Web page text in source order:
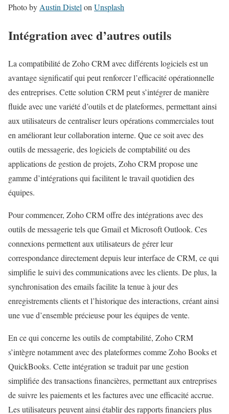
Photo byAustin DistelonUnsplash
Intégration avec d’autres outils
La compatibilité de Zoho CRM avec différents logiciels est un
avantage significatif qui peut renforcer l’efficacité opérationnelle
des entreprises. Cette solution CRM peut s’intégrer de manière
fluide avec une variété d’outils et de plateformes, permettant ainsi
aux utilisateurs de centraliser leurs opérations commerciales tout
en améliorant leur collaboration interne. Que ce soit avec des
outils de messagerie, des logiciels de comptabilité ou des
applications de gestion de projets, Zoho CRM propose une
gamme d’intégrations qui facilitent le travail quotidien des
équipes.
Pour commencer, Zoho CRM offre des intégrations avec des
outils de messagerie tels que Gmail et Microsoft Outlook. Ces
connexions permettent aux utilisateurs de gérer leur
correspondance directement depuis leur interface de CRM, ce qui
simplifie le suivi des communications avec les clients. De plus, la
synchronisation des emails facilite la tenue à jour des
enregistrements clients et l’historique des interactions, créant ainsi
une vue d’ensemble précieuse pour les équipes de vente.
En ce qui concerne les outils de comptabilité, Zoho CRM
s’intègre notamment avec des plateformes comme Zoho Books et
QuickBooks. Cette intégration se traduit par une gestion
simplifiée des transactions financières, permettant aux entreprises
de suivre les paiements et les factures avec une efficacité accrue.
Les utilisateurs peuvent ainsi établir des rapports financiers plus